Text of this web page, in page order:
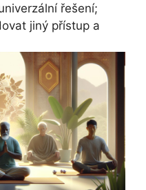
řešení;
jiný přístup a